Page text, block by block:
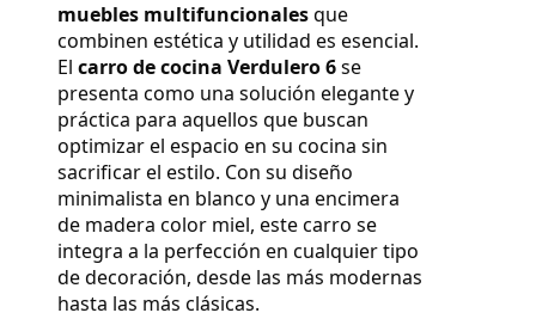
muebles multifuncionales que
combinen estética y utilidad es esencial.
El carro de cocina Verdulero 6 se
presenta como una solución elegante y
práctica para aquellos que buscan
optimizar el espacio en su cocina sin
sacrificar el estilo. Con su diseño
minimalista en blanco y una encimera
de madera color miel, este carro se
integra a la perfección en cualquier tipo
de decoración, desde las más modernas
hasta las más clásicas.